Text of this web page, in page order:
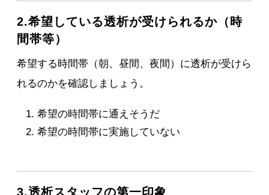
2.希望している透析が受けられるか（時
間帯等）
希望する時間帯（朝、昼間、夜間）に透析が受けら
れるのかを確認しましょう。
希望の時間帯に通えそうだ
希望の時間帯に実施していない
3.透析スタッフの第一印象